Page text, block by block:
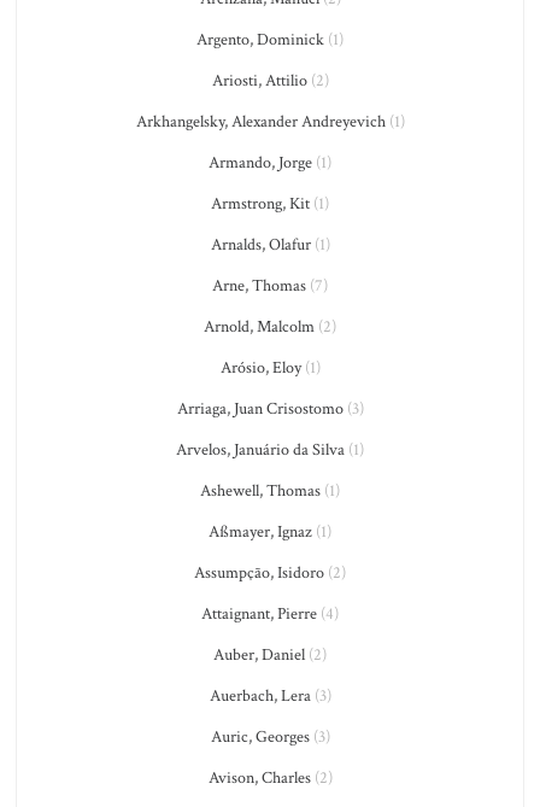
Argento, Dominick (1)
Ariosti, Attilio(2)
Arkhangelsky, Alexander Andreyevich(1)
Armando, Jorge (1)
Armstrong, Kit (1)
Arnalds, Olafur(1)
Arne, Thomas (7)
Arnold, Malcolm (2)
Arósio, Eloy(1)
Arriaga, Juan Crisostomo(3)
Arvelos, Januário da Silva (1)
Ashewell, Thomas (1)
Aßmayer, Ignaz (1)
Assumpção, Isidoro (2)
Attaignant, Pierre (4)
Auber, Daniel (2)
Auerbach, Lera(3)
Auric, Georges(3)
Avison, Charles(2)